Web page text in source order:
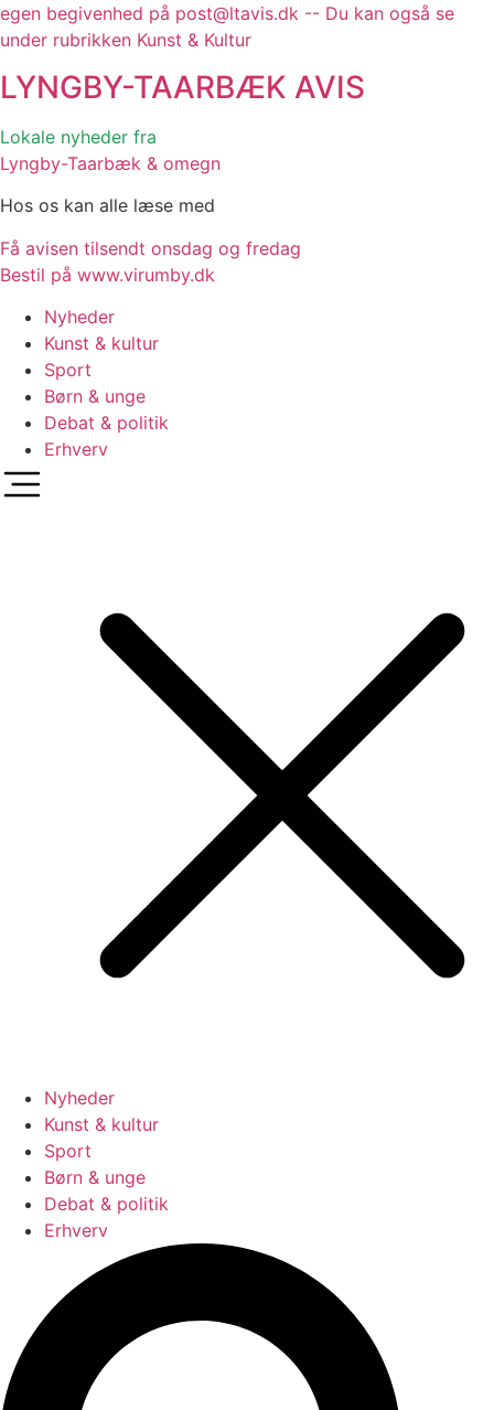
egen begivenhed på post@ltavis.dk -- Du kan også se
under rubrikken Kunst & Kultur
LYNGBY-TAARBÆK AVIS
Lokale nyheder fra
Lyngby-Taarbæk & omegn
Hos os kan alle læse med
Få avisen tilsendt onsdag og fredag
Bestil på www.virumby.dk
Nyheder
Kunst & kultur
Sport
Børn & unge
Debat & politik
Erhverv
Nyheder
Kunst & kultur
Sport
Børn & unge
Debat & politik
Erhverv